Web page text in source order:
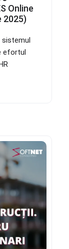
Online
2025)
efortul